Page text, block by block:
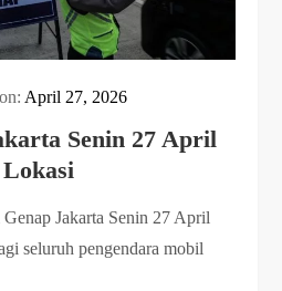
April 27, 2026
Senin 27 April
Jakarta Senin 27 April
seluruh pengendara mobil